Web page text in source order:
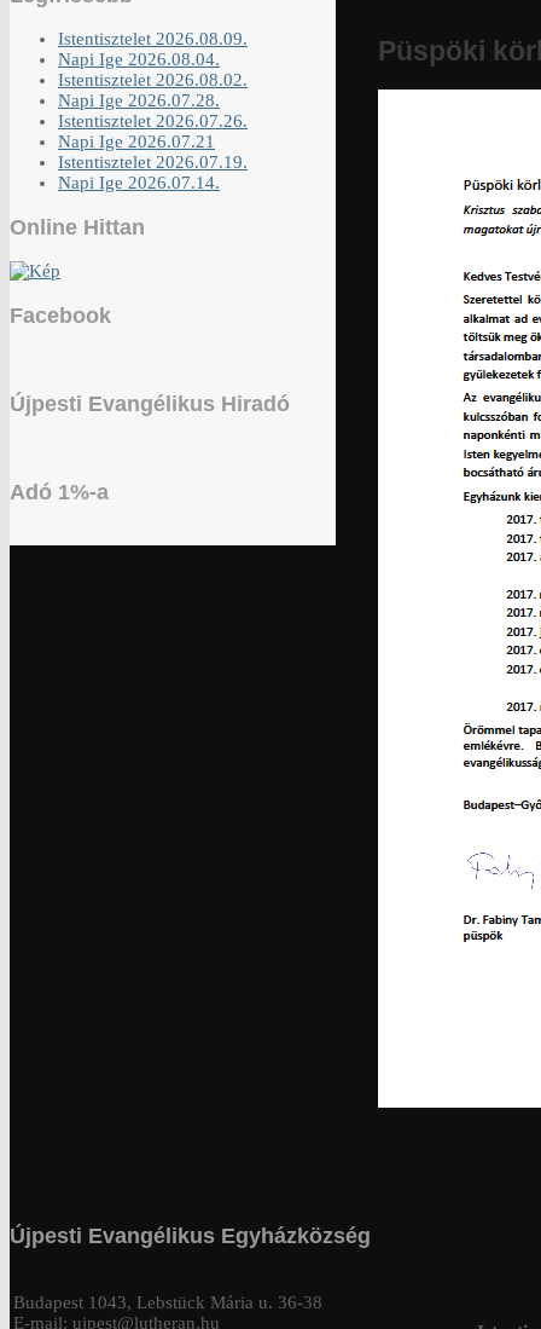
Istentisztelet 2026.08.09.
Napi Ige 2026.08.04.
Istentisztelet 2026.08.02.
Napi Ige 2026.07.28.
Istentisztelet 2026.07.26.
Napi Ige 2026.07.21
Istentisztelet 2026.07.19.
Napi Ige 2026.07.14.
Online Hittan
Facebook
Újpesti Evangélikus Hiradó
Adó 1%-a
Püspöki
Újpesti Evangélikus Egyházközség
Budapest 1043, Lebstück Mária u. 36-38
E-mail: ujpest@lutheran.hu